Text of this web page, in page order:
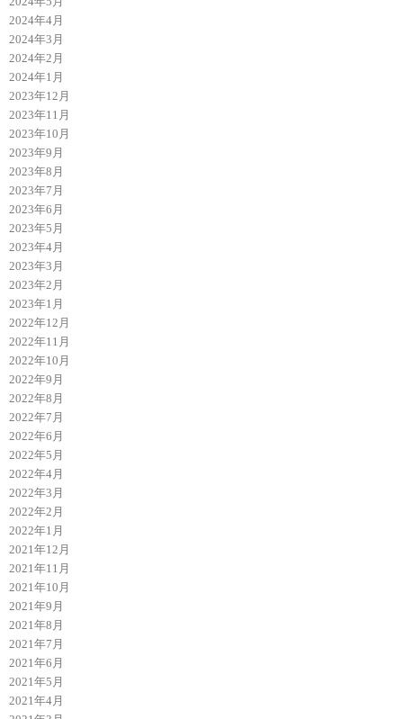
2024年4月
2024年3月
2024年2月
2024年1月
2023年12月
2023年11月
2023年10月
2023年9月
2023年8月
2023年7月
2023年6月
2023年5月
2023年4月
2023年3月
2023年2月
2023年1月
2022年12月
2022年11月
2022年10月
2022年9月
2022年8月
2022年7月
2022年6月
2022年5月
2022年4月
2022年3月
2022年2月
2022年1月
2021年12月
2021年11月
2021年10月
2021年9月
2021年8月
2021年7月
2021年6月
2021年5月
2021年4月